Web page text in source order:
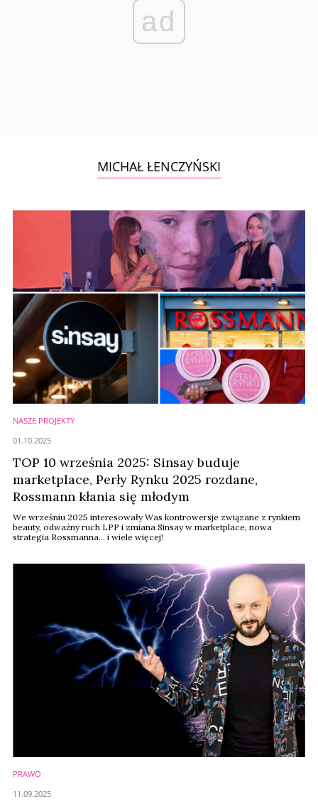
ad
MICHAŁ ŁENCZYŃSKI
NASZE PROJEKTY
TOP 10 września 2025: Sinsay buduje
marketplace, Perły Rynku 2025 rozdane,
Rossmann kłania się młodym
We wrześniu 2025 interesowały Was kontrowersje związane z rynkiem
beauty, odważny ruch LPP i zmiana Sinsay w marketplace, nowa
strategia Rossmanna... i wiele więcej!
01.10.2025
PRAWO
11.09.2025